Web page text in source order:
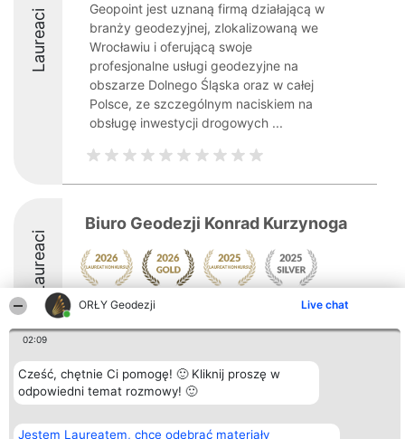
ORŁY Geodezji Live chat
02:09
Cześć, chętnie Ci pomogę! 🙂 Kliknij proszę w
odpowiedni temat rozmowy! 🙂
Jestem Laureatem, chcę odebrać materiały
Laureaci
Geopoint jest uznaną firmą działającą w
branży geodezyjnej, zlokalizowaną we
Wrocławiu i oferującą swoje
profesjonalne usługi geodezyjne na
obszarze Dolnego Śląska oraz w całej
Polsce, ze szczególnym naciskiem na
obsługę inwestycji drogowych ...
Laureaci
Biuro Geodezji Konrad Kurzynoga
8.8
Organizator plebiscytu
Bright Side Solutions sp. z o.
o. sp. k.
Wrocław 50-079
Plebiscyt
Laureaci
Lista
Laureatów
Kontakt